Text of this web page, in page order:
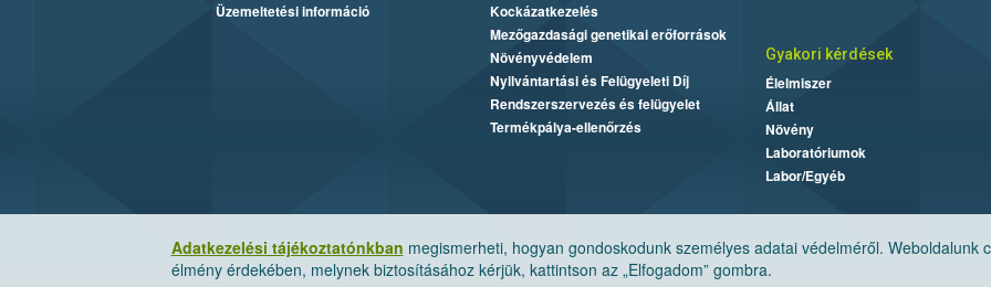
Adatkezelési tájékoztatónkban megismerheti, hogyan gondoskodunk személyes adatai védelméről. Weboldalunk
élmény érdekében, melynek biztosításához kérjük, kattintson az „Elfogadom” gombra.
Üzemeltetési információ
Kockázatkezelés
Mezőgazdasági genetikai erőforrások
Növényvédelem
Nyilvántartási és Felügyeleti Díj
Rendszerszervezés és felügyelet
Termékpálya-ellenőrzés
Gyakori kérdések
Élelmiszer
Állat
Növény
Laboratóriumok
Labor/Egyéb